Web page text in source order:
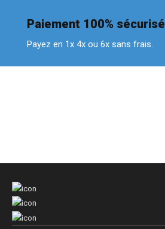
Paiement 100% sécurisé
Payez en 1x 4x ou 6x sans frais.